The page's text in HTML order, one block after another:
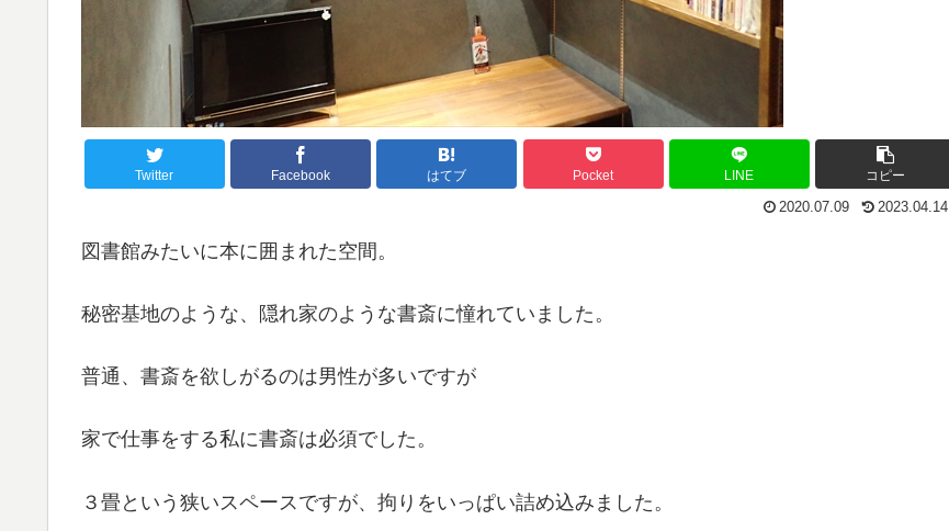
Twitter Facebook はてブ Pocket LINE コピー
2020.07.09 2023.04.14
図書館みたいに本に囲まれた空間。
秘密基地のような、隠れ家のような書斎に憧れていました。
普通、書斎を欲しがるのは男性が多いですが
家で仕事をする私に書斎は必須でした。
３畳という狭いスペースですが、拘りをいっぱい詰め込みました。